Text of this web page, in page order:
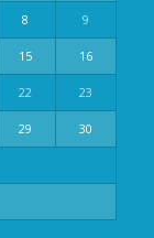
8 9
15 16
22 23
29 30